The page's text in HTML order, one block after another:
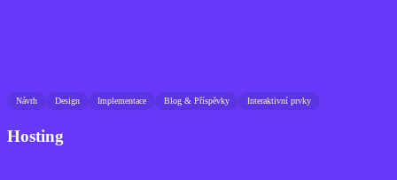
Návrh Design Implementace Blog & Příspěvky Interaktivní prvky
Hosting